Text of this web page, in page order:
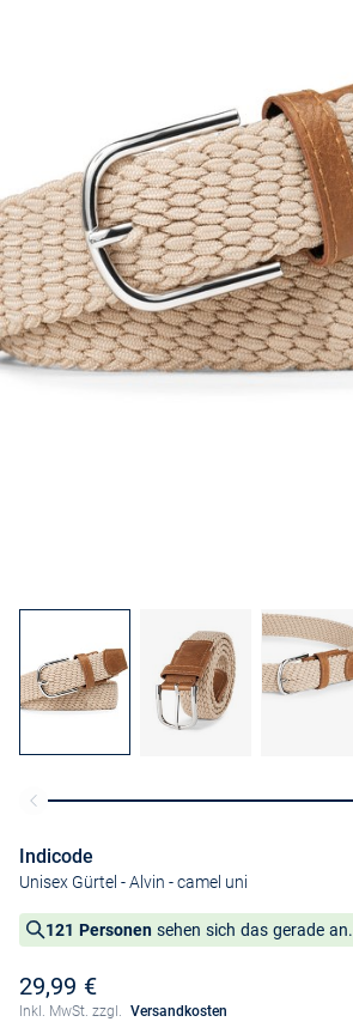
Indicode
Unisex Gürtel - Alvin - camel uni
121 Personen sehen sich das gerade an.
29,99 €
Inkl. MwSt. zzgl. Versandkosten